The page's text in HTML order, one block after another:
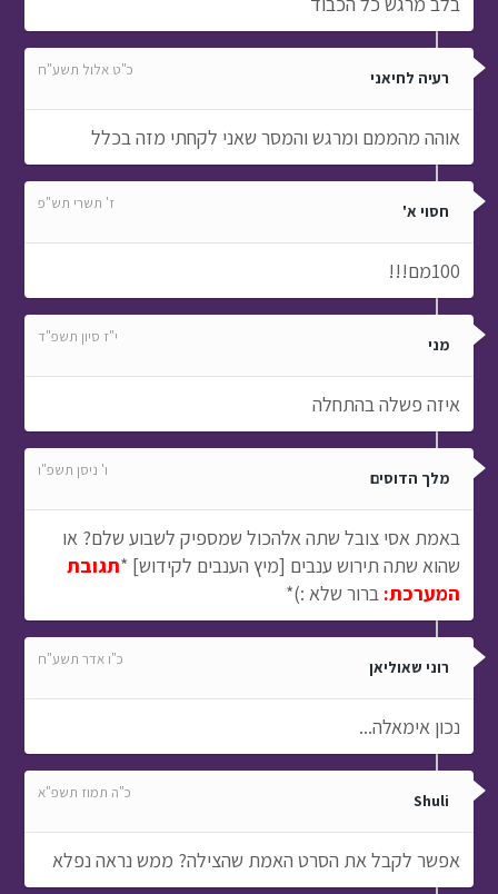
רעיה לחיאני כ"ט אלול תשע"ח
אוהה מהממם ומרגש והמסר שאני לקחתי מזה בכלל
חסוי א' ז' תשרי תש"פ
100מם!!!
מני י"ז סיון תשפ"ד
איזה פשלה בהתחלה
מלך הדוסים ו' ניסן תשפ"ו
באמת אסי צובל שתה אלהכול שמספיק לשבוע שלם? או
שהוא שתה תירוש ענבים [מיץ הענבים לקידוש] *תגובת
המערכת: ברור שלא :)*
רוני שאוליאן כ"ו אדר תשע"ח
נכון אימאלה...
Shuli כ"ה תמוז תשפ"א
אפשר לקבל את הסרט האמת שהצילה? ממש נראה נפלא